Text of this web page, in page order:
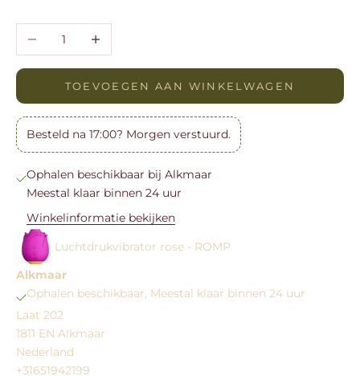
Aantal verlagenAantal verhogen
TOEVOEGEN AAN WINKELWAGEN
Besteld na 17:00? Morgen verstuurd.
Ophalen beschikbaar bij Alkmaar
Meestal klaar binnen 24 uur
Winkelinformatie bekijken
Luchtdrukvibrator rose - ROMP
Alkmaar
Ophalen beschikbaar, Meestal klaar binnen 24 uur
Laat 202
1811 EN Alkmaar
Nederland
+31651942199